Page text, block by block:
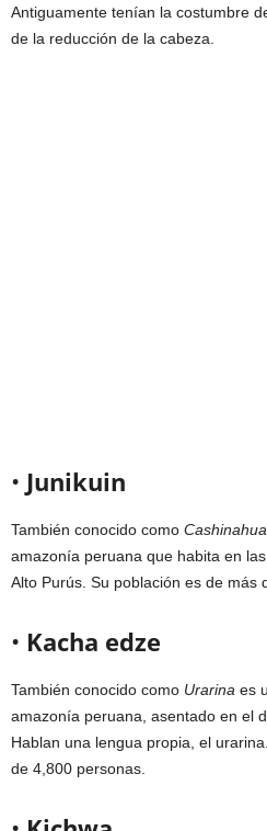
Antiguamente tenían la costumbre
de la reducción de la cabeza.
• Junikuin
También conocido como Cashinahua
amazonía peruana que habita en
Alto Purús. Su población es de más
• Kacha edze
También conocido como Urarina es
amazonía peruana, asentado en el
Hablan una lengua propia, el
de 4,800 personas.